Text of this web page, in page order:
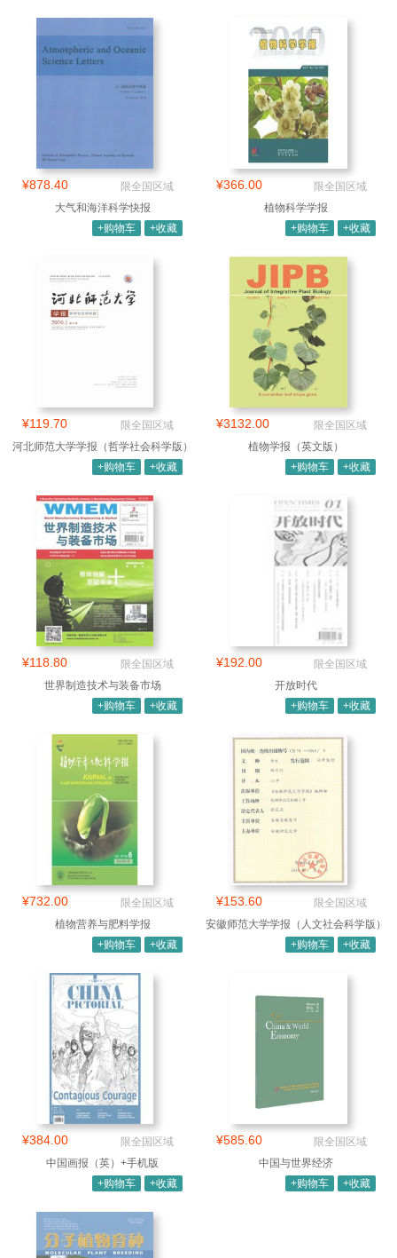
¥878.40
限全国区域
大气和海洋科学快报
+购物车
+收藏
¥366.00
限全国区域
植物科学学报
+购物车
+收藏
¥119.70
限全国区域
河北师范大学学报（哲学社会科学版）
+购物车
+收藏
¥3132.00
限全国区域
植物学报（英文版）
+购物车
+收藏
¥118.80
限全国区域
世界制造技术与装备市场
+购物车
+收藏
¥192.00
限全国区域
开放时代
+购物车
+收藏
¥732.00
限全国区域
植物营养与肥料学报
+购物车
+收藏
¥153.60
限全国区域
安徽师范大学学报（人文社会科学版）
+购物车
+收藏
¥384.00
限全国区域
中国画报（英）+手机版
+购物车
+收藏
¥585.60
限全国区域
中国与世界经济
+购物车
+收藏